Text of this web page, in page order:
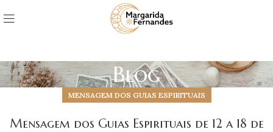
Blog
MENSAGEM DOS GUIAS ESPIRITUAIS
Mensagem dos Guias Espirituais de 12 a 18 de